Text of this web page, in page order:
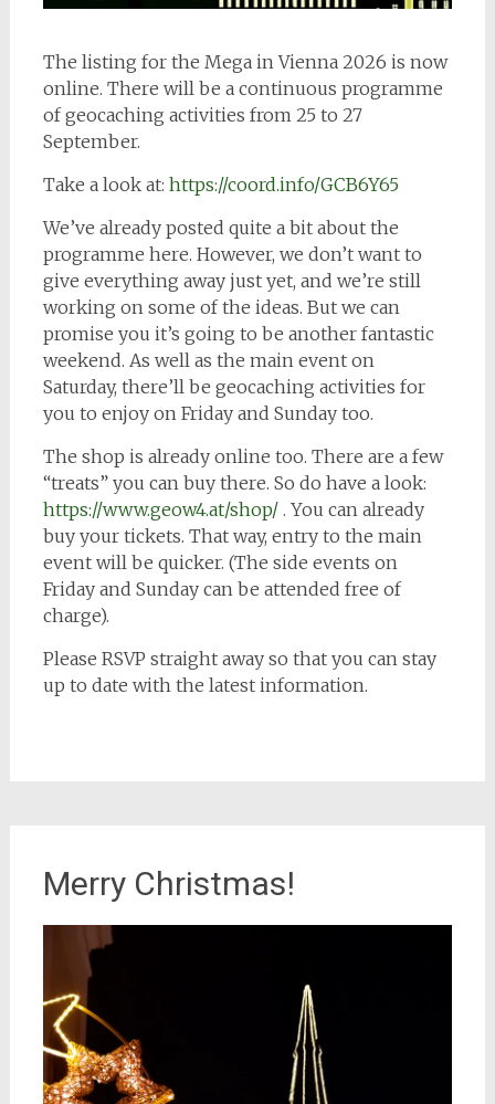
The listing for the Mega in Vienna 2026 is now
online. There will be a continuous programme
of geocaching activities from 25 to 27
September.
Take a look at: https://coord.info/GCB6Y65
We’ve already posted quite a bit about the
programme here. However, we don’t want to
give everything away just yet, and we’re still
working on some of the ideas. But we can
promise you it’s going to be another fantastic
weekend. As well as the main event on
Saturday, there’ll be geocaching activities for
you to enjoy on Friday and Sunday too.
The shop is already online too. There are a few
“treats” you can buy there. So do have a look:
https://www.geow4.at/shop/. You can already
buy your tickets. That way, entry to the main
event will be quicker. (The side events on
Friday and Sunday can be attended free of
charge).
Please RSVP straight away so that you can stay
up to date with the latest information.
Merry Christmas!